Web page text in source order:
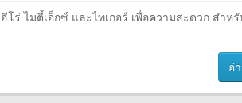
ไมตี้เอ็กซ์ และไทเกอร์ เพื่อความสะดวก สำห
อ่